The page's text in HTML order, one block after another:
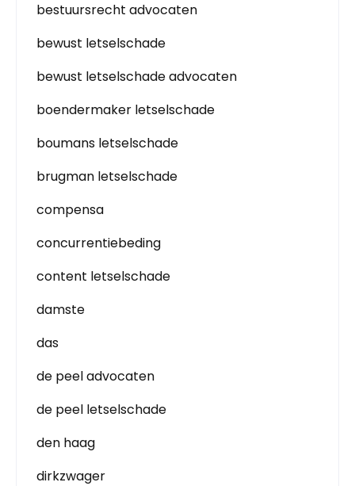
bestuursrecht advocaten
bewust letselschade
bewust letselschade advocaten
boendermaker letselschade
boumans letselschade
brugman letselschade
compensa
concurrentiebeding
content letselschade
damste
das
de peel advocaten
de peel letselschade
den haag
dirkzwager